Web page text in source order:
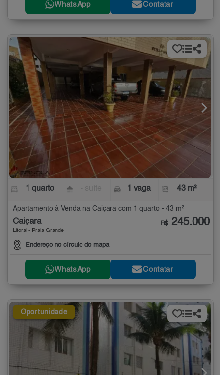
WhatsApp Contatar
1 quarto 1 vaga 43 m²
Apartamento à Venda na Caiçara com 1 quarto - 43 m²
Caiçara
Litoral - Praia Grande
Endereço no círculo do mapa
R$ 245.000
WhatsApp Contatar
Oportunidade